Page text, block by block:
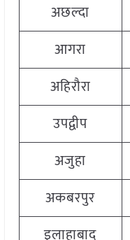
अछल्दा
आगरा
अहिरौरा
उपद्वीप
अजुहा
अकबरपुर
इलाहाबाद